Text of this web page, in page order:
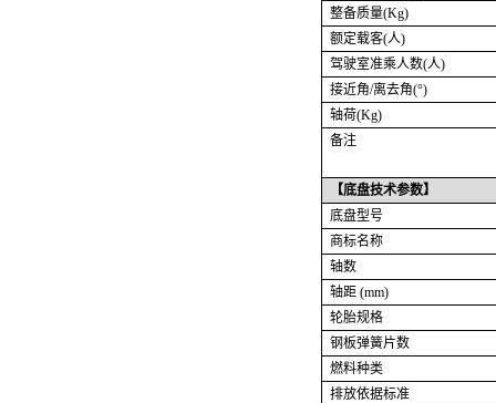
整备质量(Kg)
额定载客(人)
驾驶室准乘人数(人)
接近角/离去角(°)
轴荷(Kg)
备注
【底盘技术参数】
底盘型号
商标名称
轴数
轴距 (mm)
轮胎规格
钢板弹簧片数
燃料种类
排放依据标准